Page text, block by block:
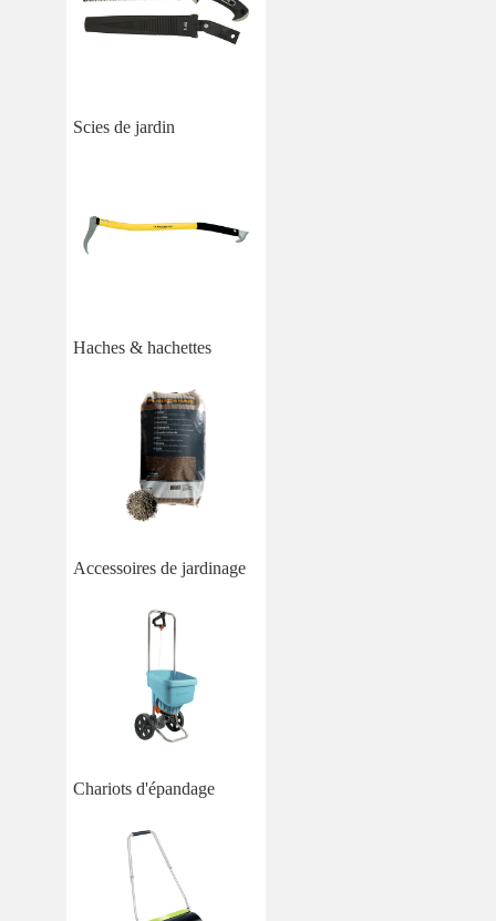
Scies de jardin
Haches & hachettes
Accessoires de jardinage
Chariots d'épandage